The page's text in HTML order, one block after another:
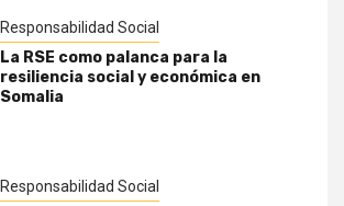
Responsabilidad Social
La RSE como palanca para la
resiliencia social y económica en
Somalia
Responsabilidad Social